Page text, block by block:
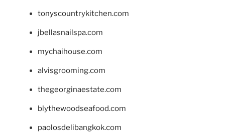
tonyscountrykitchen.com
jbellasnailspa.com
mychaihouse.com
alvisgrooming.com
thegeorginaestate.com
blythewoodseafood.com
paolosdelibangkok.com